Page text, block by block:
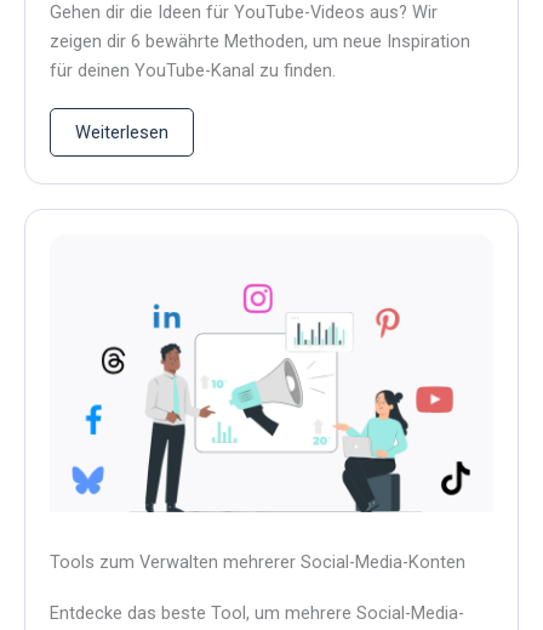
Gehen dir die Ideen für YouTube-Videos aus? Wir
zeigen dir 6 bewährte Methoden, um neue Inspiration
für deinen YouTube-Kanal zu finden.
Weiterlesen
Tools zum Verwalten mehrerer Social-Media-Konten
Entdecke das beste Tool, um mehrere Social-Media-